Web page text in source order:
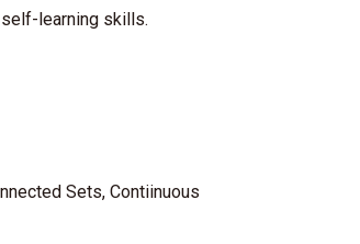
learning skills.
Sets, Contiinuous